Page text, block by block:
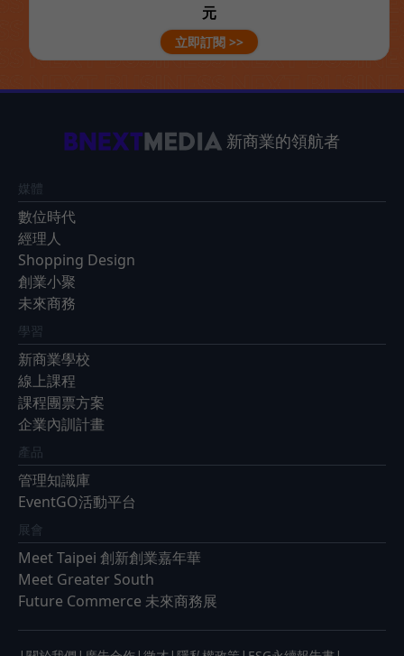
元
立即訂閱 >>
新商業的領航者
媒體
數位時代
經理人
Shopping Design
創業小聚
未來商務
學習
新商業學校
線上課程
課程團票方案
企業內訓計畫
產品
管理知識庫
EventGO活動平台
展會
Meet Taipei 創新創業嘉年華
Meet Greater South
Future Commerce 未來商務展